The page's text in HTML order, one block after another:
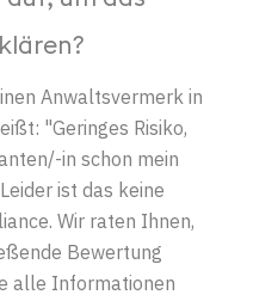
Anwaltsvermerk in
"Geringes Risiko,
/-in schon mein
ist das keine
Wir raten Ihnen,
Bewertung
alle Informationen